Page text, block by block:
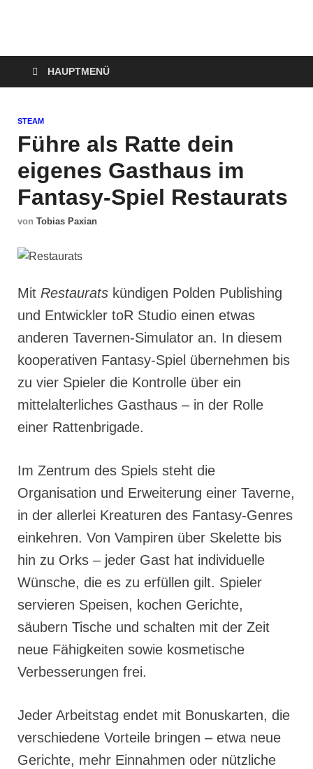
Technoloki: Gaming
und Entertainment
News
Blockbuster, Indie-Perlen und Retro-Klassiker.
HAUPTMENÜ
STEAM
Führe als Ratte dein
eigenes Gasthaus im
Fantasy-Spiel Restaurats
von Tobias Paxian
Mit Restaurats kündigen Polden Publishing
und Entwickler toR Studio einen etwas
anderen Tavernen-Simulator an. In diesem
kooperativen Fantasy-Spiel übernehmen bis
zu vier Spieler die Kontrolle über ein
mittelalterliches Gasthaus – in der Rolle
einer Rattenbrigade.
Im Zentrum des Spiels steht die
Organisation und Erweiterung einer Taverne,
in der allerlei Kreaturen des Fantasy-Genres
einkehren. Von Vampiren über Skelette bis
hin zu Orks – jeder Gast hat individuelle
Wünsche, die es zu erfüllen gilt. Spieler
servieren Speisen, kochen Gerichte,
säubern Tische und schalten mit der Zeit
neue Fähigkeiten sowie kosmetische
Verbesserungen frei.
Jeder Arbeitstag endet mit Bonuskarten, die
verschiedene Vorteile bringen – etwa neue
Gerichte, mehr Einnahmen oder nützliche